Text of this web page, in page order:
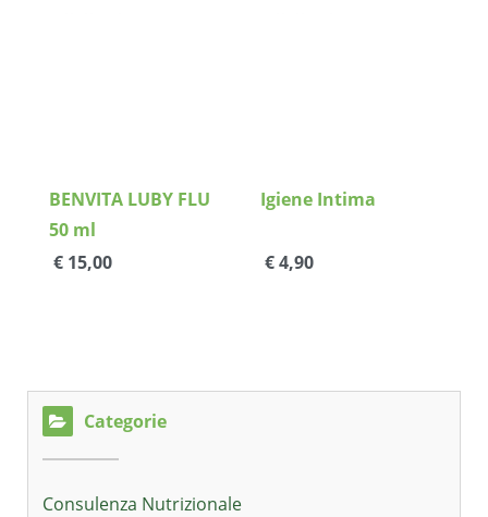
BENVITA LUBY FLU
50 ml
€ 15,00
Igiene Intima
€ 4,90
Categorie
Consulenza Nutrizionale